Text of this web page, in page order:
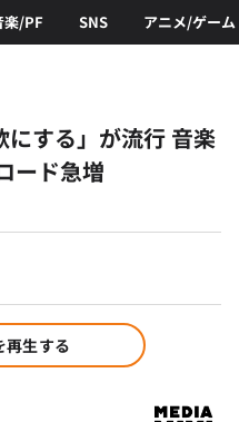
楽/PF SNS アニメ/ゲーム
する」が流行 音楽
ード急増
再生する